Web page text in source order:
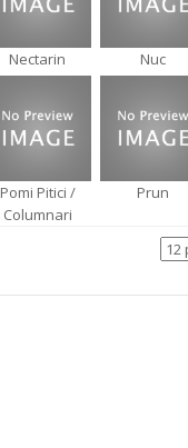
Nectarin Nuc
Pomi Pitici /
Columnari
Prun